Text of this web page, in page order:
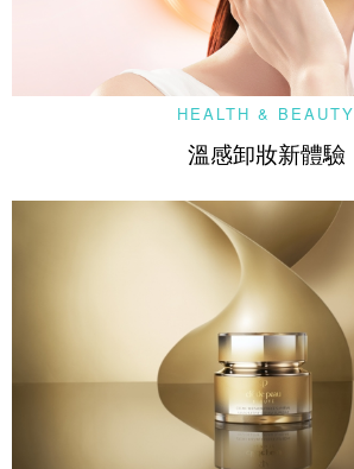
HEALTH & BEAUTY
溫感卸妝新體驗